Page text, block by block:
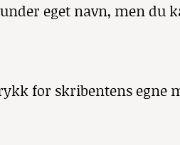
eget navn, men du
for skribentens egne